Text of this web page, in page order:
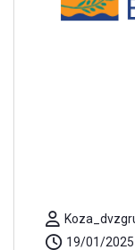
19/01/2025